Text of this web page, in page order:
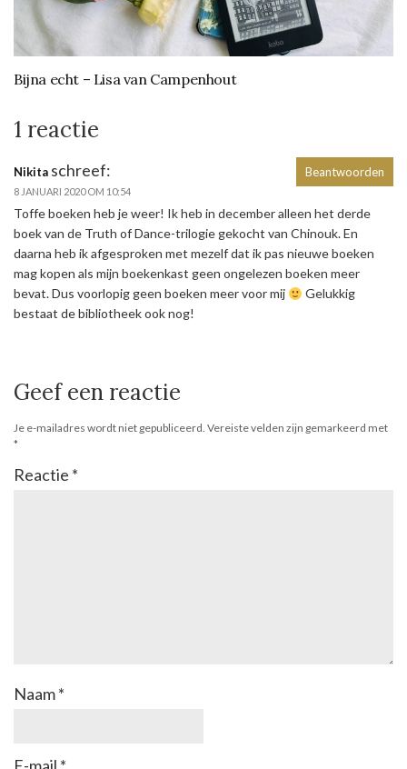
Bijna echt – Lisa van Campenhout
1 reactie
Nikita schreef:
8 JANUARI 2020 OM 10:54
Toffe boeken heb je weer! Ik heb in december alleen het derde
boek van de Truth of Dance-trilogie gekocht van Chinouk. En
daarna heb ik afgesproken met mezelf dat ik pas nieuwe boeken
mag kopen als mijn boekenkast geen ongelezen boeken meer
bevat. Dus voorlopig geen boeken meer voor mij
Gelukkig
bestaat de bibliotheek ook nog!
Beantwoorden
Geef een reactie
Je e-mailadres wordt niet gepubliceerd. Vereiste velden zijn gemarkeerd met
*
Reactie *
Naam*